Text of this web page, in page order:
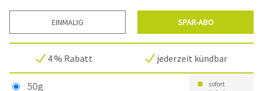
EINMALIG SPAR-ABO
4 % Rabatt jederzeit kündbar
50g
sofort